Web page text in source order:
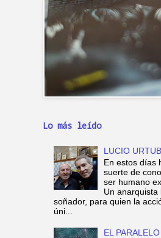
Lo más leído
LUCIO
En estos días
suerte de
ser humano
Un anarquista
soñador, para quien la
úni...
EL